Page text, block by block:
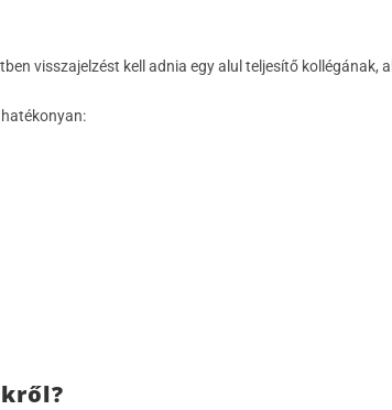
visszajelzést kell adnia egy alul teljesítő kollégának,